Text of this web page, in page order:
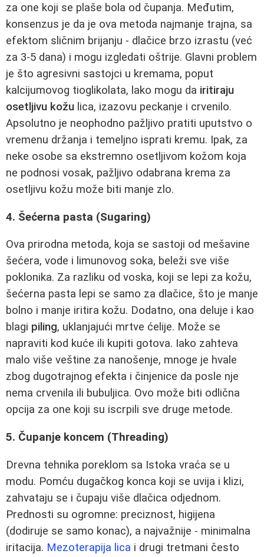
za one koji se plaše bola od čupanja. Međutim,
konsenzus je da je ova metoda najmanje trajna, sa
efektom sličnim brijanju - dlačice brzo izrastu (već
za 3-5 dana) i mogu izgledati oštrije. Glavni problem
je što agresivni sastojci u kremama, poput
kalcijumovog tioglikolata, lako mogu da iritiraju
osetljivu kožu lica, izazovu peckanje i crvenilo.
Apsolutno je neophodno pažljivo pratiti uputstvo o
vremenu držanja i temeljno isprati kremu. Ipak, za
neke osobe sa ekstremno osetljivom kožom koja
ne podnosi vosak, pažljivo odabrana krema za
osetljivu kožu može biti manje zlo.
4. Šećerna pasta (Sugaring)
Ova prirodna metoda, koja se sastoji od mešavine
šećera, vode i limunovog soka, beleži sve više
poklonika. Za razliku od voska, koji se lepi za kožu,
šećerna pasta lepi se samo za dlačice, što je manje
bolno i manje iritira kožu. Dodatno, ona deluje i kao
blagi piling, uklanjajući mrtve ćelije. Može se
napraviti kod kuće ili kupiti gotova. Iako zahteva
malo više veštine za nanošenje, mnoge je hvale
zbog dugotrajnog efekta i činjenice da posle nje
nema crvenila ili bubuljica. Ovo može biti odlična
opcija za one koji su iscrpili sve druge metode.
5. Čupanje koncem (Threading)
Drevna tehnika poreklom sa Istoka vraća se u
modu. Pomću dugačkog konca koji se uvija i klizi,
zahvataju se i čupaju više dlačica odjednom.
Prednosti su ogromne: preciznost, higijena
(dodiruje se samo konac), a najvažnije - minimalna
iritacija. Mezoterapija lica i drugi tretmani često